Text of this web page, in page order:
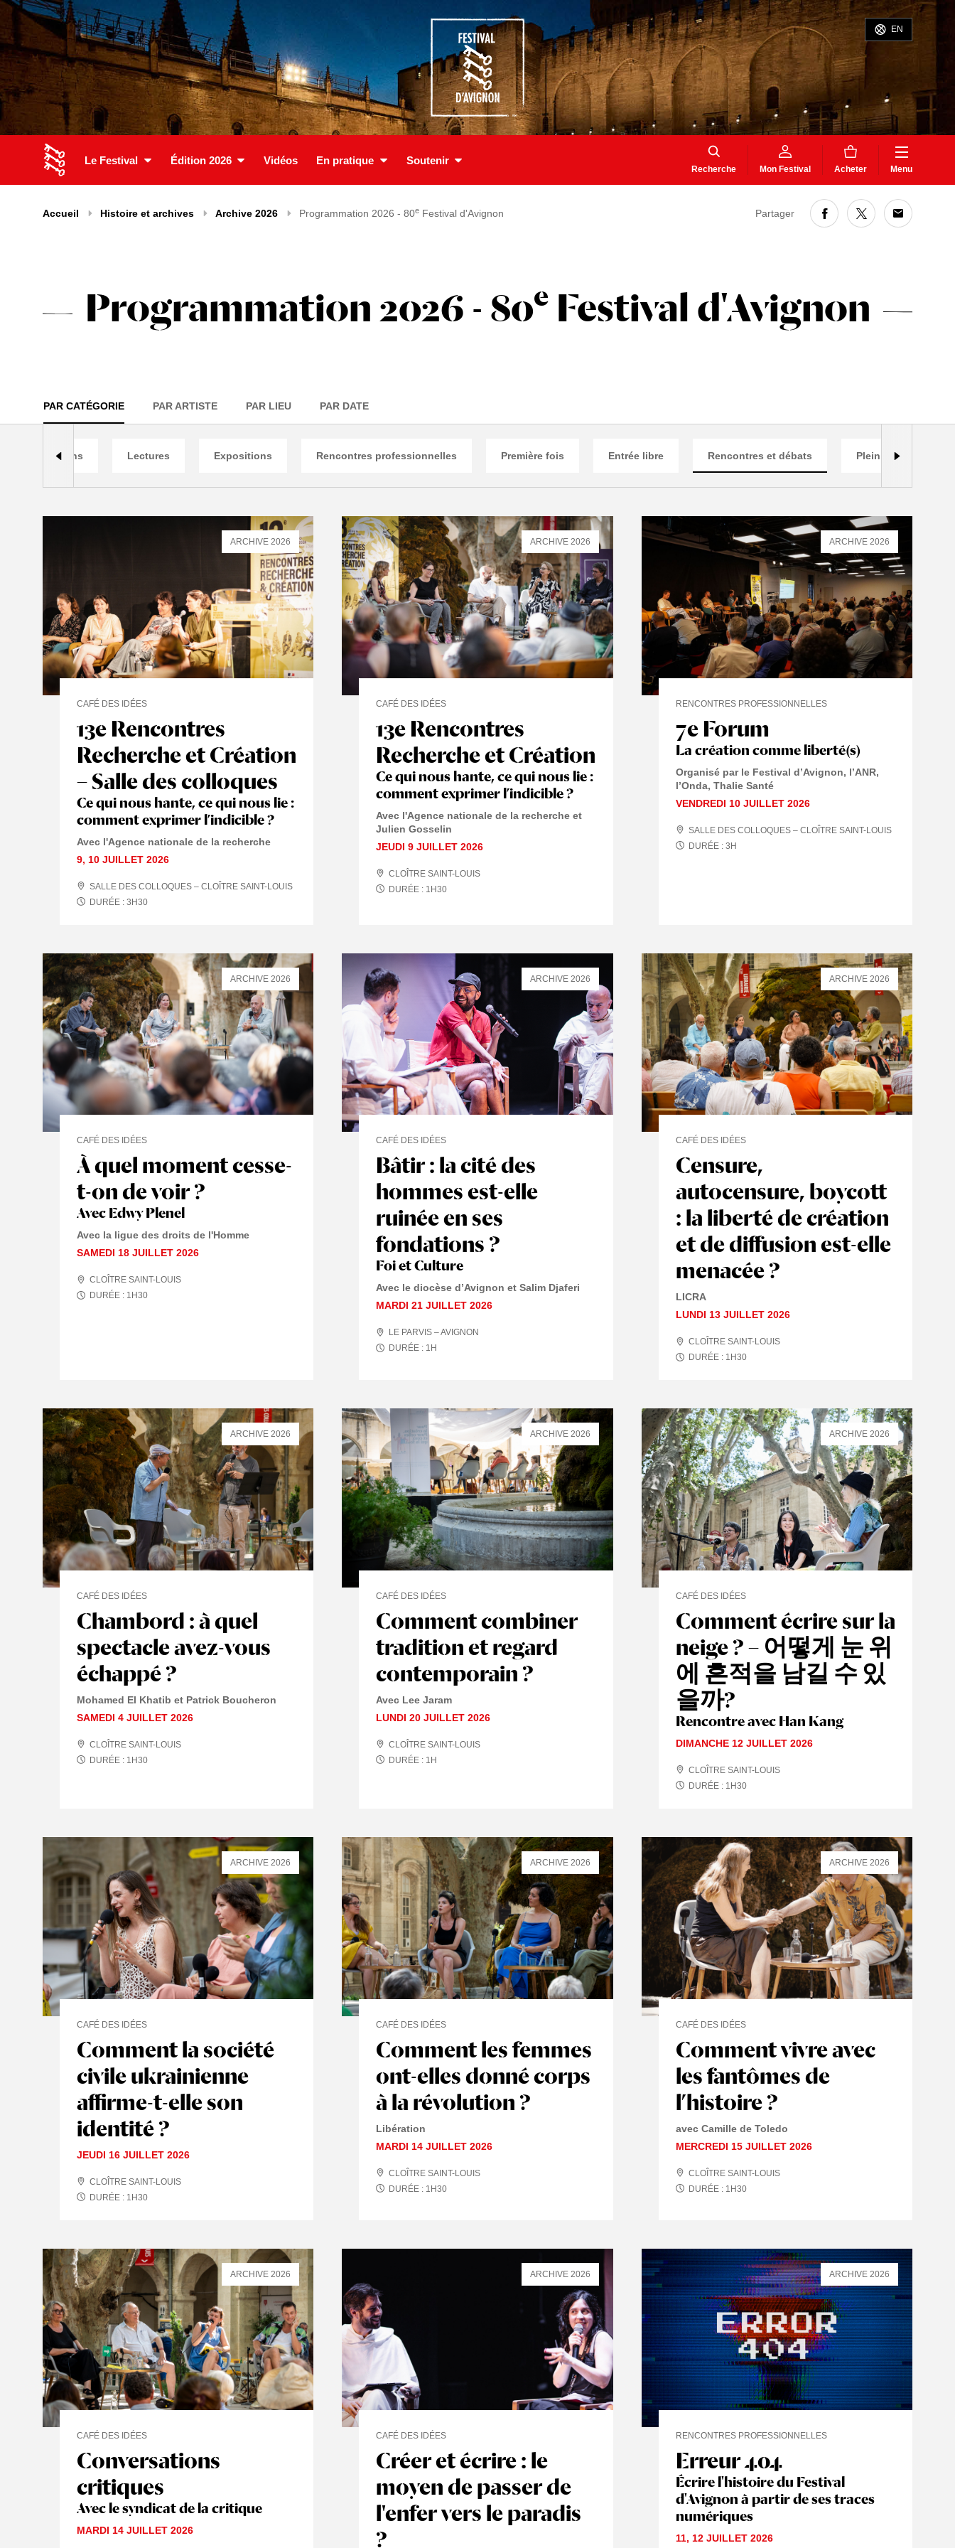
EN
Le Festival Édition 2026 Vidéos En pratique Soutenir
Recherche Mon Festival Acheter Menu
Accueil Histoire et archives Archive 2026 Programmation 2026 - 80e Festival d'Avignon Partager
Programmation 2026 - 80eFestival d'Avignon
PAR CATÉGORIE PAR ARTISTE PAR LIEU PAR DATE
Projections Lectures Expositions Rencontres professionnelles Première fois Entrée libre Rencontres et débats Plein air
13e Rencontres
Recherche et Création
– Salle des colloques
Ce qui nous hante, ce qui nous lie :
comment exprimer l’indicible ?
CAFÉ DES IDÉES
Avec l'Agence nationale de la recherche
9, 10 JUILLET 2026
SALLE DES COLLOQUES – CLOÎTRE SAINT-LOUIS
DURÉE : 3H30
ARCHIVE 2026
13e Rencontres
Recherche et Création
Ce qui nous hante, ce qui nous lie :
comment exprimer l’indicible ?
CAFÉ DES IDÉES
Avec l'Agence nationale de la recherche et
Julien Gosselin
JEUDI 9 JUILLET 2026
CLOÎTRE SAINT-LOUIS
DURÉE : 1 H30
ARCHIVE 2026
7e Forum
La création comme liberté(s)
RENCONTRES PROFESSIONNELLES
CAFÉ DES IDÉES
Organisé par le Festival d’Avignon, l’ANR,
l’Onda, Thalie Santé
VENDREDI 10 JUILLET 2026
SALLE DES COLLOQUES – CLOÎTRE SAINT-LOUIS
DURÉE : 3H
ARCHIVE 2026
À quel moment cesse-
t-on de voir ?
Avec Edwy Plenel
CAFÉ DES IDÉES
Avec la ligue des droits de l'Homme
SAMEDI 18 JUILLET 2026
CLOÎTRE SAINT-LOUIS
DURÉE : 1 H30
ARCHIVE 2026
Bâtir : la cité des
hommes est-elle
ruinée en ses
fondations ?
Foi et Culture
CAFÉ DES IDÉES
Avec le diocèse d’Avignon et Salim Djaferi
MARDI 21 JUILLET 2026
LE PARVIS – AVIGNON
DURÉE : 1 H
ARCHIVE 2026
Censure,
autocensure, boycott
: la liberté de création
et de diffusion est-elle
menacée ?
CAFÉ DES IDÉES
LICRA
LUNDI 13 JUILLET 2026
CLOÎTRE SAINT-LOUIS
DURÉE : 1 H30
ARCHIVE 2026
Chambord : à quel
spectacle avez-vous
échappé ?
CAFÉ DES IDÉES
Mohamed El Khatib et Patrick Boucheron
SAMEDI 4 JUILLET 2026
CLOÎTRE SAINT-LOUIS
DURÉE : 1 H30
ARCHIVE 2026
Comment combiner
tradition et regard
contemporain ?
CAFÉ DES IDÉES
Avec Lee Jaram
LUNDI 20 JUILLET 2026
CLOÎTRE SAINT-LOUIS
DURÉE : 1 H
ARCHIVE 2026
Comment écrire sur la
neige ? – 어떻게 눈 위
에 흔적을 남길 수 있
을까?
Rencontre avec Han Kang
CAFÉ DES IDÉES
DIMANCHE 12 JUILLET 2026
CLOÎTRE SAINT-LOUIS
DURÉE : 1 H30
ARCHIVE 2026
Comment la société
civile ukrainienne
affirme-t-elle son
identité ?
CAFÉ DES IDÉES
JEUDI 16 JUILLET 2026
CLOÎTRE SAINT-LOUIS
DURÉE : 1 H30
ARCHIVE 2026
Comment les femmes
ont-elles donné corps
à la révolution ?
CAFÉ DES IDÉES
Libération
MARDI 14 JUILLET 2026
CLOÎTRE SAINT-LOUIS
DURÉE : 1 H30
ARCHIVE 2026
Comment vivre avec
les fantômes de
l’histoire ?
CAFÉ DES IDÉES
avec Camille de Toledo
MERCREDI 15 JUILLET 2026
CLOÎTRE SAINT-LOUIS
DURÉE : 1 H30
ARCHIVE 2026
Conversations
critiques
Avec le syndicat de la critique
CAFÉ DES IDÉES
MARDI 14 JUILLET 2026
ARCHIVE 2026
Créer et écrire : le
moyen de passer de
l'enfer vers le paradis
?
CAFÉ DES IDÉES
ARCHIVE 2026
Erreur 404
Écrire l'histoire du Festival
d'Avignon à partir de ses traces
numériques
RENCONTRES PROFESSIONNELLES
11, 12 JUILLET2026
ARCHIVE 2026